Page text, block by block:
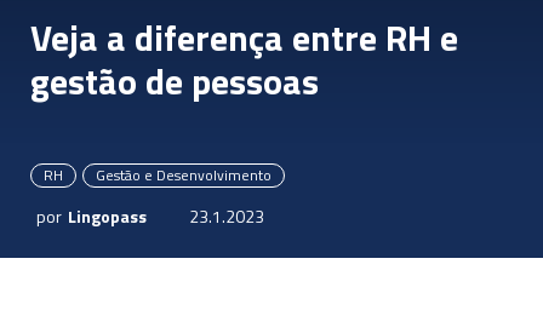
Veja a diferença entre RH e
gestão de pessoas
RH Gestão e Desenvolvimento
por Lingopass 23.1.2023